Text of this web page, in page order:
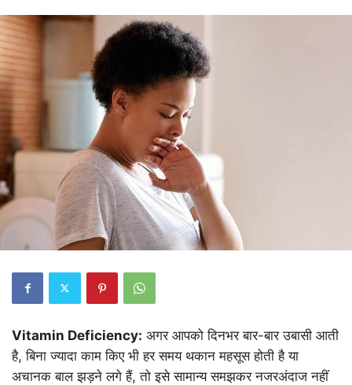
Vitamin Deficiency: अगर आपको दिनभर बार-बार उबासी आती
है, बिना ज्यादा काम किए भी हर समय थकान महसूस होती है या
अचानक बाल झड़ने लगे हैं, तो इसे सामान्य समझकर नजरअंदाज नहीं